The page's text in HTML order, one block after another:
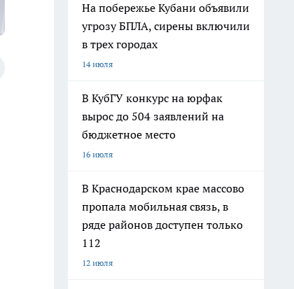
На побережье Кубани объявили
угрозу БПЛА, сирены включили
в трех городах
14 июля
В КубГУ конкурс на юрфак
вырос до 504 заявлений на
бюджетное место
16 июля
В Краснодарском крае массово
пропала мобильная связь, в
ряде районов доступен только
112
12 июля